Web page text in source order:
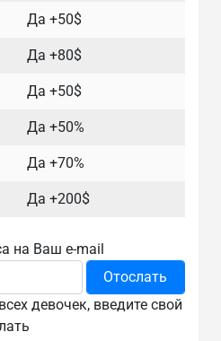
Да +50$
Да +80$
Да +50$
Да +50%
Да +70%
Да +200$
на Ваш e-mail
девочек, введите свой